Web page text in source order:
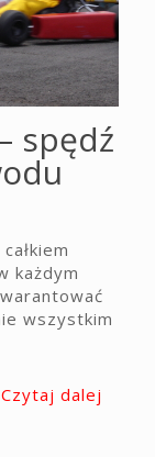
spędź
każdym
wszystkim
Czytaj dalej